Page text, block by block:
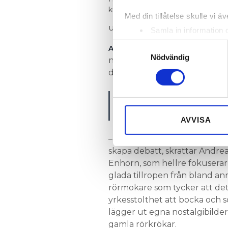
Med din tillåtelse skulle vi
Samla in information
Identifiera din enhet
Ta reda på mer om hur
eller dra tillbaka ditt
sociala medier och
till de sociala medier och
Nödvändig
AVVISA
knäckar. Foto: Privat
ut, säger Andreas Enhorn.
ANSLUTNINGARNA HAR HAN
några kängor bland
djävligt ut pga V6, annars bra”.
”Mina chefer ville
– Ja, V6-systemet kommer
skapa debatt, skrattar
Enhorn, som hellre
glada tillropen från bland
rörmokare som tycker att
yrkesstolthet att bocka och
lägger ut egna
gamla rörkrökar.